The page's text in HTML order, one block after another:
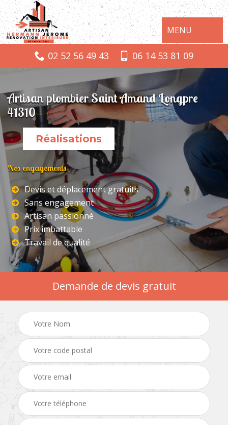
MENU
02 52 56 49 43 06 14 53 81 09
Artisan plombier Saint Amand Longpre
41310
Réalisations
Nos engagements
Devis et déplacement gratuits
Sans engagement
Artisan passionné
Prix imbattable
Travail de qualité
Demande de devis gratuit